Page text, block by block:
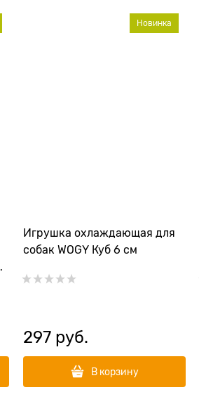
Игрушка охлаждающая для
собак WOGY Куб 6 см
Новинка
297 руб.
В корзину